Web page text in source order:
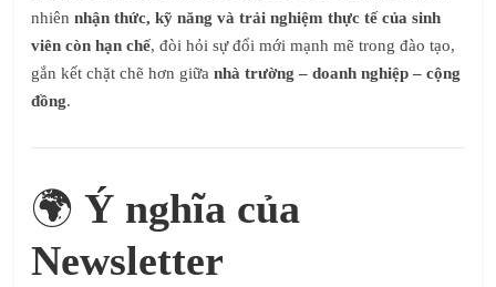
nhiênnhận thức, kỹ năng và trải nghiệm thực tế của sinh
viên còn hạn chế, đòi hỏi sự đổi mới mạnh mẽ trong đào tạo,
gắn kết chặt chẽ hơn giữanhà trường – doanh nghiệp – cộng
đồng.
🌍Ý nghĩa của
Newsletter